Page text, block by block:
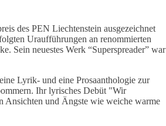
des PEN Liechtenstein ausgezeichnet
Uraufführungen an renommierten
Sein neuestes Werk “Superspreader” war
Lyrik- und eine Prosaanthologie zur
Ihr lyrisches Debüt "Wir
Ansichten und Ängste wie weiche warme